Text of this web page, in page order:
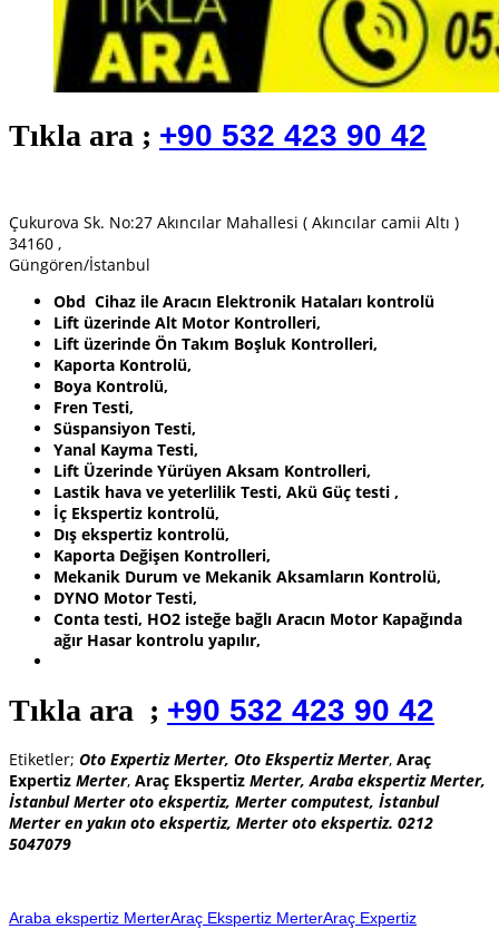
Tıkla ara ; +90 532 423 90 42
Çukurova Sk. No:27 Akıncılar Mahallesi ( Akıncılar camii Altı )
34160 ,
Güngören/İstanbul
Obd Cihaz ile Aracın Elektronik Hataları kontrolü
Lift üzerinde Alt Motor Kontrolleri,
Lift üzerinde Ön Takım Boşluk Kontrolleri,
Kaporta Kontrolü,
Boya Kontrolü,
Fren Testi,
Süspansiyon Testi,
Yanal Kayma Testi,
Lift Üzerinde Yürüyen Aksam Kontrolleri,
Lastik hava ve yeterlilik Testi, Akü Güç testi ,
İç Ekspertiz kontrolü,
Dış ekspertiz kontrolü,
Kaporta Değişen Kontrolleri,
Mekanik Durum ve Mekanik Aksamların Kontrolü,
DYNO Motor Testi,
Conta testi, HO2 isteğe bağlı Aracın Motor Kapağında
ağır Hasar kontrolu yapılır,
Tıkla ara ; +90 532 423 90 42
Etiketler; Oto Expertiz Merter, Oto Ekspertiz Merter, Araç
Expertiz Merter, Araç Ekspertiz Merter, Araba ekspertiz Merter,
İstanbul Merter oto ekspertiz, Merter computest, İstanbul
Merter en yakın oto ekspertiz, Merter oto ekspertiz. 0212
5047079
Araba ekspertiz MerterAraç Ekspertiz MerterAraç Expertiz